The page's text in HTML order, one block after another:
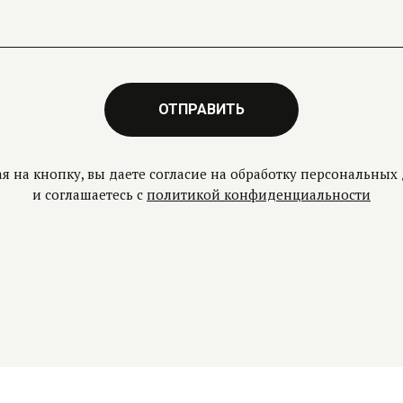
ОТПРАВИТЬ
на кнопку, вы даете согласие на обработку
и соглашаетесь c политикой конфиденциальности